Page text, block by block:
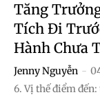
Tăng
Tích Đi
Hành Chưa
Jenny Nguyễn -
6. Vị thế điểm